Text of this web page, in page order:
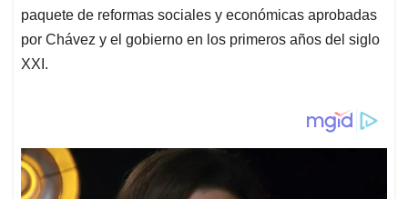
paquete de reformas sociales y económicas aprobadas
por Chávez y el gobierno en los primeros años del siglo
XXI.